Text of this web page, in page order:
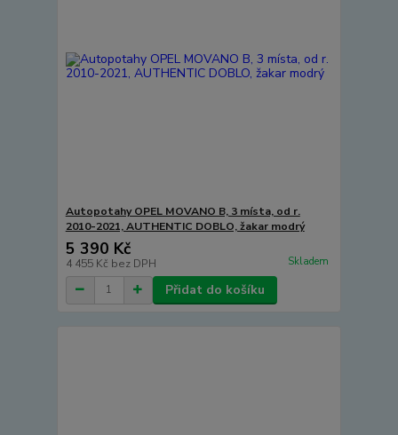
Autopotahy OPEL MOVANO B, 3 místa, od r.
2010-2021, AUTHENTIC DOBLO, žakar modrý
5 390 Kč
4 455 Kč bez DPH Skladem
Přidat do košíku